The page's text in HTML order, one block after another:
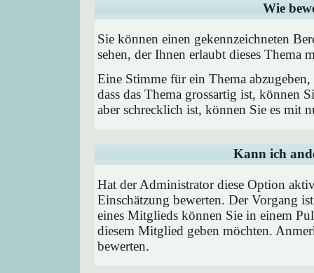
Wie
Sie können einen gekennzeichneten
sehen, der Ihnen erlaubt dieses Thema
Eine Stimme für ein Thema
dass das Thema grossartig ist, können
aber schrecklich ist, können Sie es mit
Kann ich
Hat der Administrator diese Option
Einschätzung bewerten. Der Vorgang
eines Mitglieds können Sie in einem
diesem Mitglied geben möchten.
bewerten.